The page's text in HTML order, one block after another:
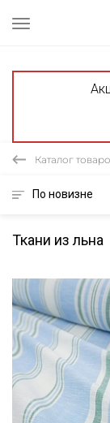
Каталог
По новизне
Ткани из льна